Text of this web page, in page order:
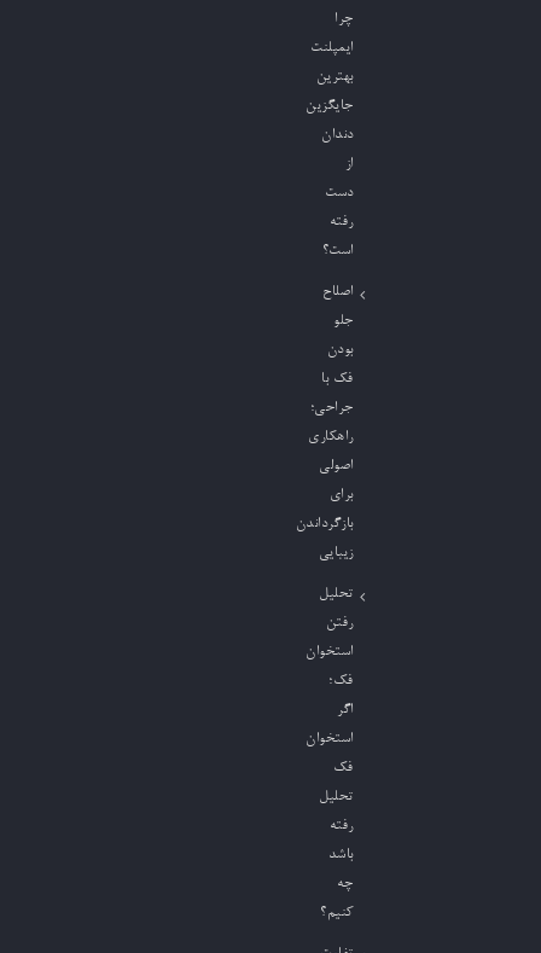
چرا
ایمپلنت
بهترین
جایگزین
دندان
از
دست
رفته
است؟
اصلاح
جلو
بودن
فک با
جراحی؛
راهکاری
اصولی
برای
بازگرداندن
زیبایی
تحلیل
رفتن
استخوان
فک؛
اگر
استخوان
فک
تحلیل
رفته
باشد
چه
کنیم؟